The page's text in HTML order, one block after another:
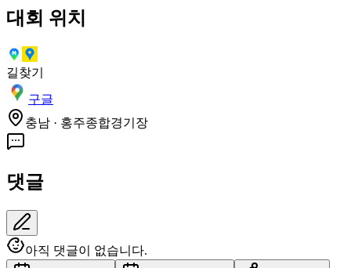
대회 위치
길찾기
구글
충남 · 홍주종합경기장
댓글
아직 댓글이 없습니다.